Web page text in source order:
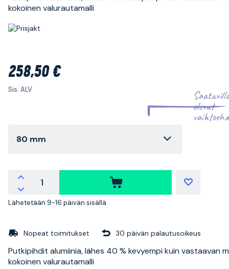
kokoinen valurautamalli
258,50 €
Sis. ALV
olevat
80 mm
Lähetetään 9-16 päivän sisällä
Nopeat toimitukset 30 päivän palautusoikeus
Putkipihdit alumiinia, lähes 40 % kevyempi kuin vastaavan
kokoinen valurautamalli